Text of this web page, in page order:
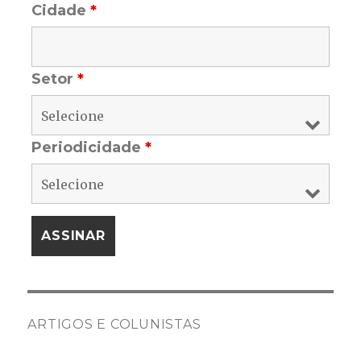
Cidade*
Setor*
Periodicidade*
ARTIGOS E COLUNISTAS